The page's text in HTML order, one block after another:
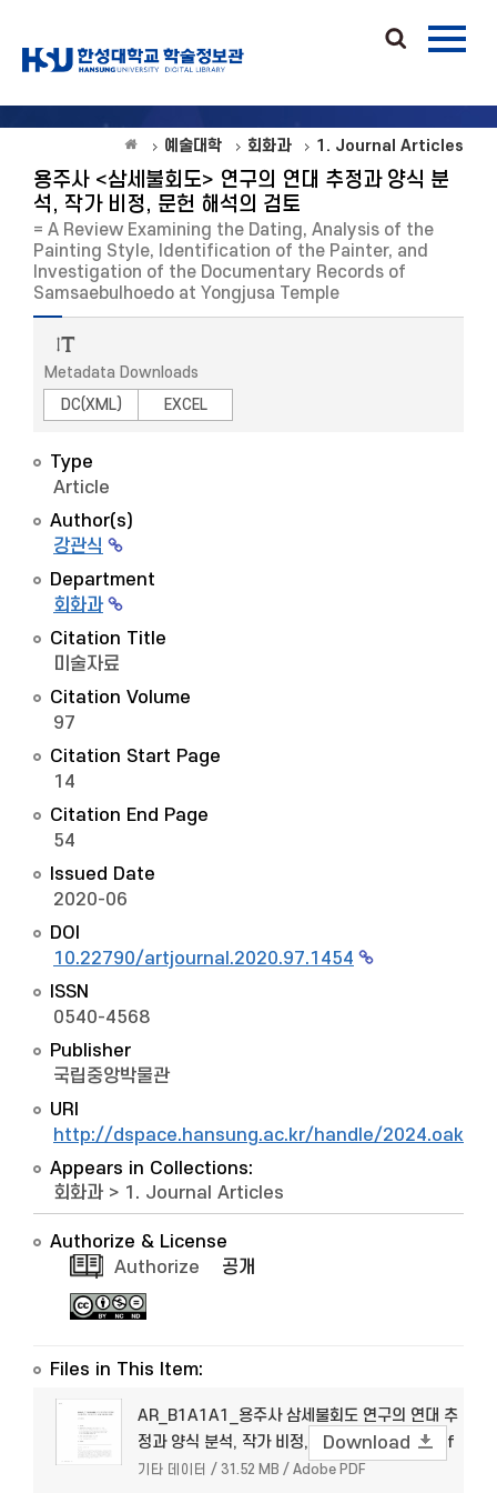
예술대학 회화과 1. Journal Articles
용주사 <삼세불회도> 연구의 연대 추정과 양식 분
석, 작가 비정, 문헌 해석의 검토
= A Review Examining the Dating, Analysis of the
Painting Style, Identification of the Painter, and
Investigation of the Documentary Records of
Samsaebulhoedo at Yongjusa Temple
Metadata Downloads
DC(XML)
EXCEL
Type
Article
Author(s)
강관식
Department
회화과
Citation Title
미술자료
Citation Volume
97
Citation Start Page
14
Citation End Page
54
Issued Date
2020-06
DOI
10.22790/artjournal.2020.97.1454
ISSN
0540-4568
Publisher
국립중앙박물관
URI
http://dspace.hansung.ac.kr/handle/2024.oak/
Appears in Collections:
회화과 > 1. Journal Articles
Authorize & License
Authorize
공개
Files in This Item:
AR_B1A1A1_용주사 삼세불회도 연구의 연대 추
정과 양식 분석, 작가 비정, 문헌 해석의 검토.pdf
기타 데이터 / 31.52 MB / Adobe PDF
Download